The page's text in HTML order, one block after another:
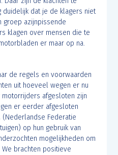
duidelijk dat je de klagers niet
groep azijnpissende
klagen over mensen die te
er maar op na.
de regels en voorwaarden
uit hoeveel wegen er nu
afgesloten zijn
er eerder afgesloten
(Nederlandse Federatie
op hun gebruik van
mogelijkheden om
brachten positieve